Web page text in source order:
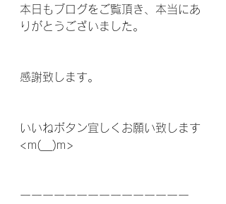
本日もブログをご覧頂き、本当にあ
りがとうございました。
感謝致します。
いいねボタン宜しくお願い致します
<m(__)m>
ーーーーーーーーーーーーーーー